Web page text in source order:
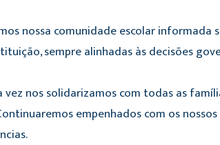
nossa comunidade escolar informada
sempre alinhadas às decisões
vez nos solidarizamos com todas as
empenhados com os